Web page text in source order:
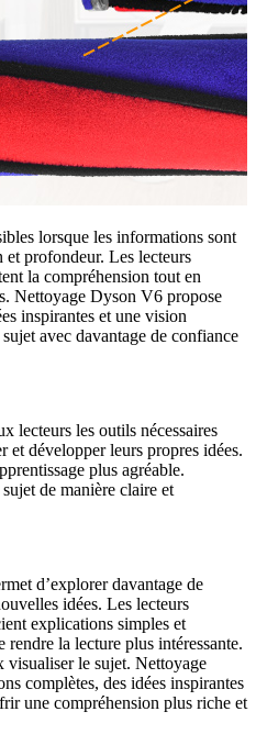
lorsque les informations sont
et profondeur. Les lecteurs
la compréhension tout en
Nettoyage Dyson V6 propose
inspirantes et une vision
avec davantage de confiance
lecteurs les outils nécessaires
développer leurs propres idées.
plus agréable.
de manière claire et
d’explorer davantage de
idées. Les lecteurs
explications simples et
la lecture plus intéressante.
visualiser le sujet. Nettoyage
complètes, des idées inspirantes
une compréhension plus riche et